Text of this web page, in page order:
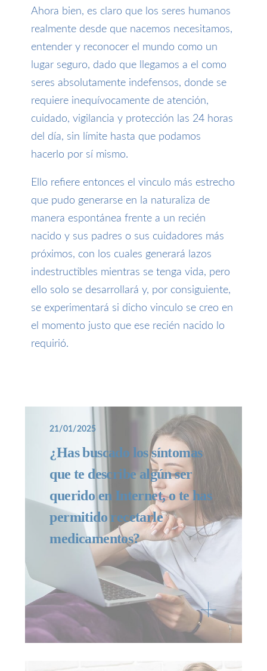
Ahora bien, es claro que los seres humanos
realmente desde que nacemos necesitamos,
entender y reconocer el mundo como un
lugar seguro, dado que llegamos a el como
seres absolutamente indefensos, donde se
requiere inequívocamente de atención,
cuidado, vigilancia y protección las 24 horas
del día, sin límite hasta que podamos
hacerlo por sí mismo.
Ello refiere entonces el vinculo más estrecho
que pudo generarse en la naturaliza de
manera espontánea frente a un recién
nacido y sus padres o sus cuidadores más
próximos, con los cuales generará lazos
indestructibles mientras se tenga vida, pero
ello solo se desarrollará y, por consiguiente,
se experimentará si dicho vinculo se creo en
el momento justo que ese recién nacido lo
requirió.
21/01/2025
¿Has buscado los síntomas
que te describe algún ser
querido en Internet, o te has
permitido recetarle
medicamentos?